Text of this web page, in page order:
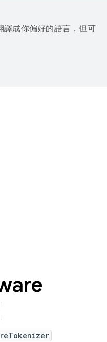
成你偏好的語言，但可